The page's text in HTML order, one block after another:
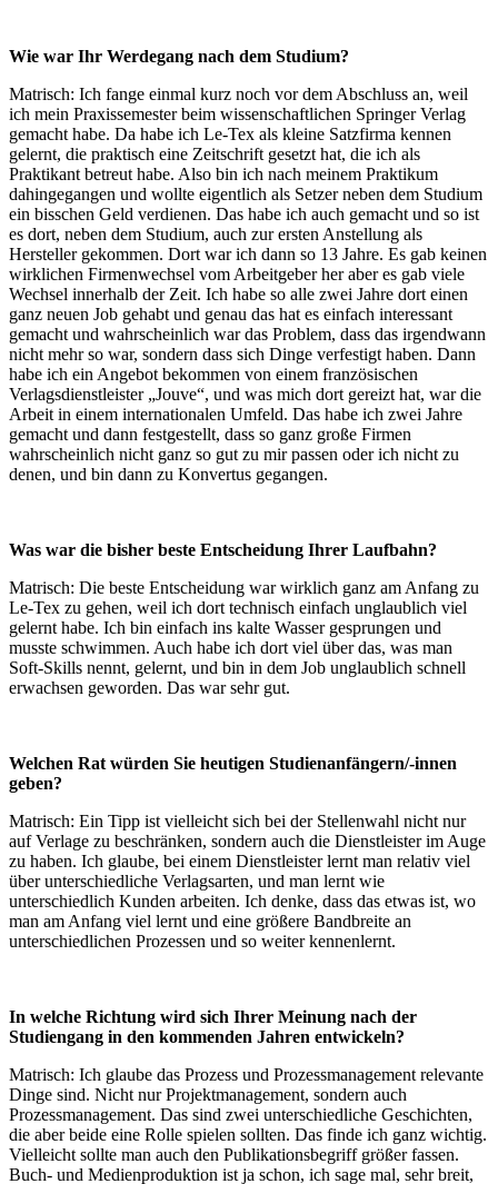
Wie war Ihr Werdegang nach dem Studium?
Matrisch: Ich fange einmal kurz noch vor dem Abschluss an, weil
ich mein Praxissemester beim wissenschaftlichen Springer Verlag
gemacht habe. Da habe ich Le-Tex als kleine Satzfirma kennen
gelernt, die praktisch eine Zeitschrift gesetzt hat, die ich als
Praktikant betreut habe. Also bin ich nach meinem Praktikum
dahingegangen und wollte eigentlich als Setzer neben dem Studium
ein bisschen Geld verdienen. Das habe ich auch gemacht und so ist
es dort, neben dem Studium, auch zur ersten Anstellung als
Hersteller gekommen. Dort war ich dann so 13 Jahre. Es gab keinen
wirklichen Firmenwechsel vom Arbeitgeber her aber es gab viele
Wechsel innerhalb der Zeit. Ich habe so alle zwei Jahre dort einen
ganz neuen Job gehabt und genau das hat es einfach interessant
gemacht und wahrscheinlich war das Problem, dass das irgendwann
nicht mehr so war, sondern dass sich Dinge verfestigt haben. Dann
habe ich ein Angebot bekommen von einem französischen
Verlagsdienstleister „Jouve“, und was mich dort gereizt hat, war die
Arbeit in einem internationalen Umfeld. Das habe ich zwei Jahre
gemacht und dann festgestellt, dass so ganz große Firmen
wahrscheinlich nicht ganz so gut zu mir passen oder ich nicht zu
denen, und bin dann zu Konvertus gegangen.
Was war die bisher beste Entscheidung Ihrer Laufbahn?
Matrisch: Die beste Entscheidung war wirklich ganz am Anfang zu
Le-Tex zu gehen, weil ich dort technisch einfach unglaublich viel
gelernt habe. Ich bin einfach ins kalte Wasser gesprungen und
musste schwimmen. Auch habe ich dort viel über das, was man
Soft-Skills nennt, gelernt, und bin in dem Job unglaublich schnell
erwachsen geworden. Das war sehr gut.
Welchen Rat würden Sie heutigen Studienanfängern/-innen
geben?
Matrisch: Ein Tipp ist vielleicht sich bei der Stellenwahl nicht nur
auf Verlage zu beschränken, sondern auch die Dienstleister im Auge
zu haben. Ich glaube, bei einem Dienstleister lernt man relativ viel
über unterschiedliche Verlagsarten, und man lernt wie
unterschiedlich Kunden arbeiten. Ich denke, dass das etwas ist, wo
man am Anfang viel lernt und eine größere Bandbreite an
unterschiedlichen Prozessen und so weiter kennenlernt.
In welche Richtung wird sich Ihrer Meinung nach der
Studiengang in den kommenden Jahren entwickeln?
Matrisch: Ich glaube das Prozess und Prozessmanagement relevante
Dinge sind. Nicht nur Projektmanagement, sondern auch
Prozessmanagement. Das sind zwei unterschiedliche Geschichten,
die aber beide eine Rolle spielen sollten. Das finde ich ganz wichtig.
Vielleicht sollte man auch den Publikationsbegriff größer fassen.
Buch- und Medienproduktion ist ja schon, ich sage mal, sehr breit,